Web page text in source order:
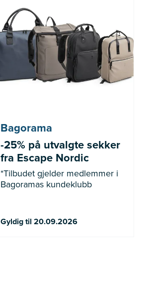
Bagorama
-25% på utvalgte sekker
fra Escape Nordic
*Tilbudet gjelder medlemmer i
Bagoramas kundeklubb
Gyldig til 20.09.2026